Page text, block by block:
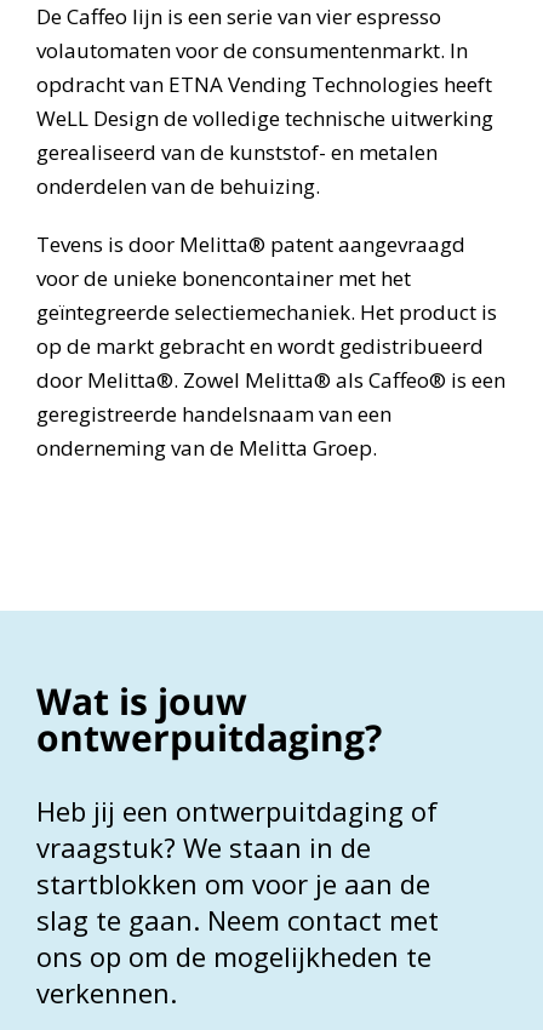
De Caffeo lijn is een serie van vier espresso
volautomaten voor de consumentenmarkt. In
opdracht van ETNA Vending Technologies heeft
WeLL Design de volledige technische uitwerking
gerealiseerd van de kunststof- en metalen
onderdelen van de behuizing.
Tevens is door Melitta® patent aangevraagd
voor de unieke bonencontainer met het
geïntegreerde selectiemechaniek. Het product is
op de markt gebracht en wordt gedistribueerd
door Melitta®. Zowel Melitta® als Caffeo® is een
geregistreerde handelsnaam van een
onderneming van de Melitta Groep.
Wat is jouw
ontwerpuitdaging?
Heb jij een ontwerpuitdaging of
vraagstuk? We staan in de
startblokken om voor je aan de
slag te gaan. Neem contact met
ons op om de mogelijkheden te
verkennen.